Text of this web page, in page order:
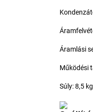
Áramlási
Működési
Súly: 8,5 kg